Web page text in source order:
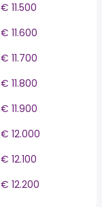
€ 11.500
€ 11.600
€ 11.700
€ 11.800
€ 11.900
€ 12.000
€ 12.100
€ 12.200